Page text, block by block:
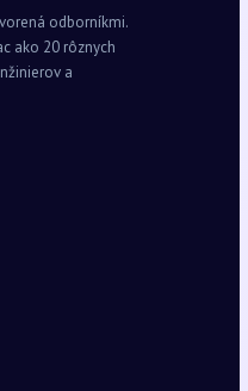
odborníkmi.
ako 20 rôznych
a